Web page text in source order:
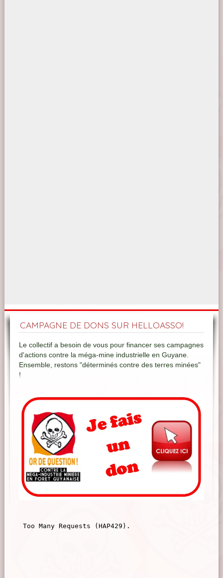
CAMPAGNE DE DONS SUR HELLOASSO!
Le collectif a besoin de vous pour financer ses campagnes
d'actions contre la méga-mine industrielle en Guyane.
Ensemble, restons "déterminés contre des terres minées"
!